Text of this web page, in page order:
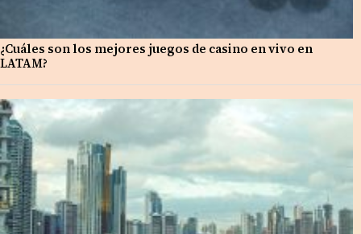
¿Cuáles son los mejores juegos de casino en vivo en
LATAM?